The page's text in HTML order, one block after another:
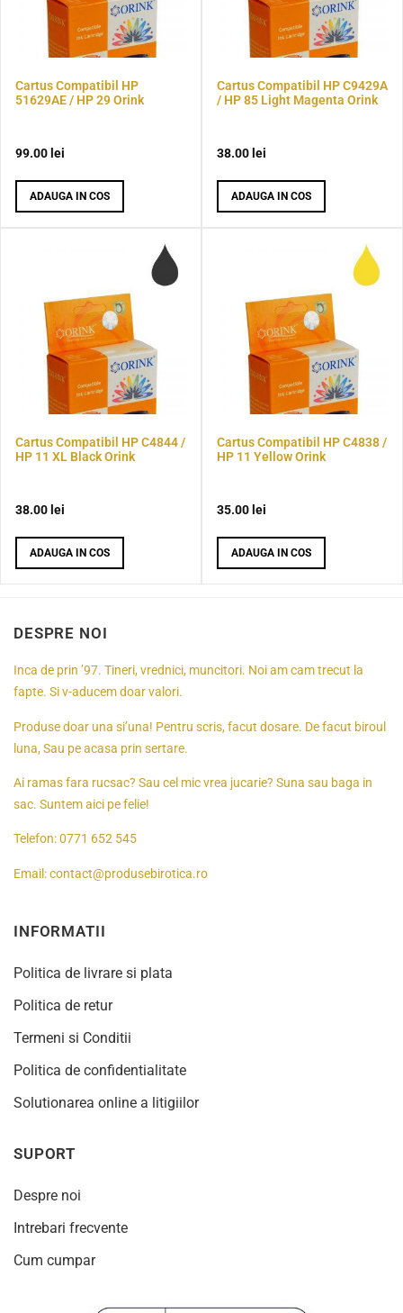
Cartus Compatibil HP
51629AE / HP 29 Orink
99.00 lei
ADAUGA IN COS
Cartus Compatibil HP C9429A
/ HP 85 Light Magenta Orink
38.00 lei
ADAUGA IN COS
Cartus Compatibil HP C4844 /
HP 11 XL Black Orink
38.00 lei
ADAUGA IN COS
Cartus Compatibil HP C4838 /
HP 11 Yellow Orink
35.00 lei
ADAUGA IN COS
DESPRE NOI
Inca de prin ’97. Tineri, vrednici, muncitori. Noi am cam trecut la
fapte. Si v-aducem doar valori.
Produse doar una si’una! Pentru scris, facut dosare. De facut biroul
luna, Sau pe acasa prin sertare.
Ai ramas fara rucsac? Sau cel mic vrea jucarie? Suna sau baga in
sac. Suntem aici pe felie!
Telefon:0771 652 545
Email:contact@produsebirotica.ro
INFORMATII
Politica de livrare si plata
Politica de retur
Termeni si Conditii
Politica de confidentialitate
Solutionarea online a litigiilor
SUPORT
Despre noi
Intrebari frecvente
Cum cumpar